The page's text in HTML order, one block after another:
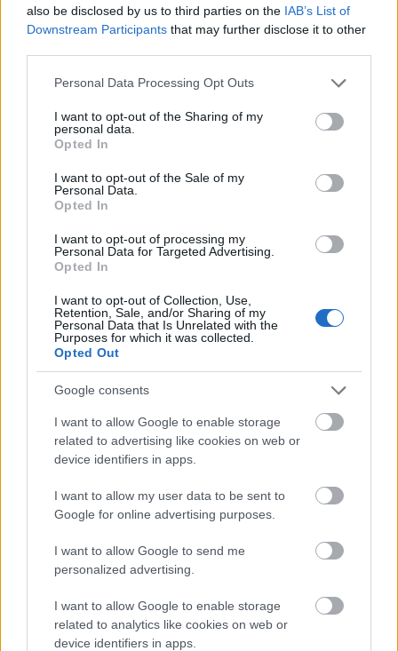
also be disclosed by us to third parties on the IAB’s List of
Downstream Participants that may further disclose it to other
Please note that this website/app uses one or more Google
not limited to your visit or usage behaviour. You may click to
grant or deny consent to Google and its third-party tags to
use your data for below specified purposes in below Google
consent section.
Personal Data Processing Opt Outs
I want to opt-out of the Sharing of my
personal data.
Opted In
I want to opt-out of the Sale of my
Personal Data.
Opted In
I want to opt-out of processing my
Personal Data for Targeted Advertising.
Opted In
I want to opt-out of Collection, Use,
Retention, Sale, and/or Sharing of my
Personal Data that Is Unrelated with the
Purposes for which it was collected.
Opted Out
Google consents
I want to allow Google to enable storage
related to advertising like cookies on web or
device identifiers in apps.
I want to allow my user data to be sent to
Google for online advertising purposes.
I want to allow Google to send me
personalized advertising.
I want to allow Google to enable storage
related to analytics like cookies on web or
device identifiers in apps.
4. lakás: 4,5 szobás, 136 nm lakás, 37 nm terasz, 160 nm kert és
egy légtérben levő konyha igény szerint leválasztható. Az étkező felett
elhelyezésénél a telek fáinak helyeit is figyelembe vették, így egy
egészen erdős kert marad az építkezés után is. A telek 90%-a egy 2300
négyzetméteres kert!
A tervező az Apostroph Műterem volt (építészek: Nagy Andrea, Szobota
lezajlott, az építkezés kezdete 2010 tavasza. Az épület a
Black
Diamond Gardennevet kapta.
Források:
http://epiteszforum.hu/node/14012
http://www.blackdiamondgarden.hu/black_diamond_garden.swf
apostrophmuterem